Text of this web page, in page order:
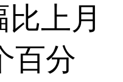
上月
百分